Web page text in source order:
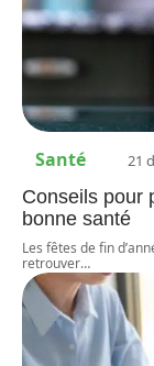
Santé 21
Conseils pour
bonne santé
Les fêtes de fin
retrouver…